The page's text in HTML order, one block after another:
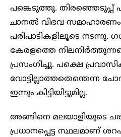
പങ്കെടുത്തു. തിരഞ്ഞെടുപ്പ്
ചാനൽ വിഭവ
പരിപാടികളിലൂടെ
കേരളത്തെ
പ്രസംഗിച്ചു. പക്ഷെ
വോട്ടില്ലാത്തതെന്തെന്ന
ഇന്നും കിട്ടിയിട്ടുമില്ല.
അങ്ങിനെ മലയാളിയുടെ
പ്രധാനപ്പെട്ട സ്ഥലമാണ്